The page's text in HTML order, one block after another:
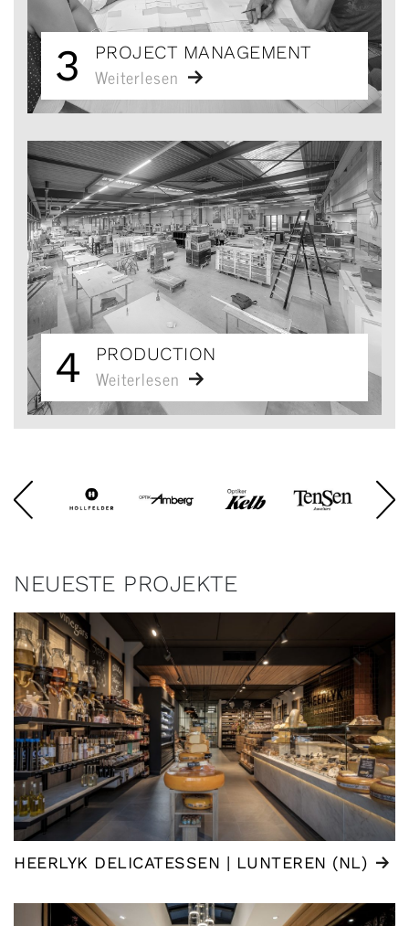
3 PROJECT MANAGEMENT
Weiterlesen
4 PRODUCTION
Weiterlesen
NEUESTE PROJEKTE
HEERLYK DELICATESSEN | LUNTEREN (NL)